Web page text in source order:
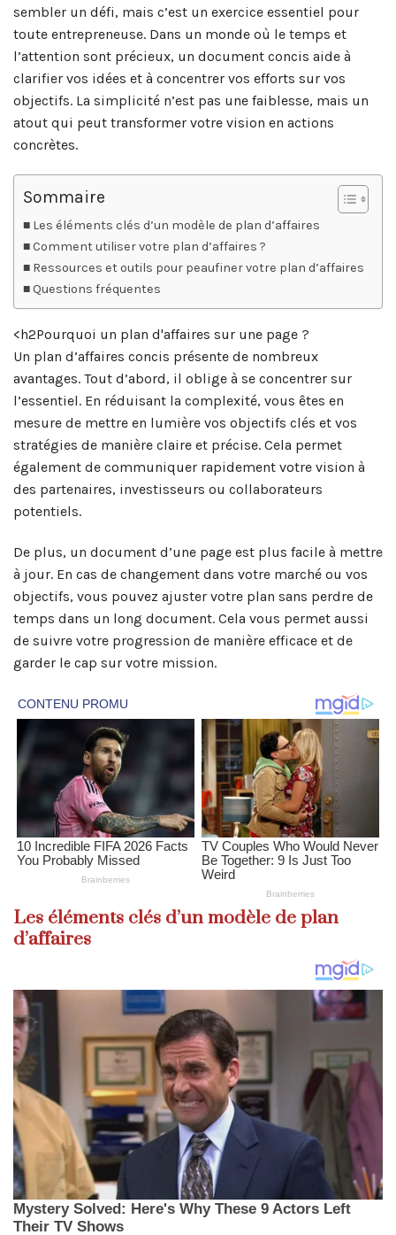
sembler un défi, mais c’est un exercice essentiel pour
toute entrepreneuse. Dans un monde où le temps et
l’attention sont précieux, un document concis aide à
clarifier vos idées et à concentrer vos efforts sur vos
objectifs. La simplicité n’est pas une faiblesse, mais un
atout qui peut transformer votre vision en actions
concrètes.
Sommaire
Les éléments clés d’un modèle de plan d’affaires
Comment utiliser votre plan d’affaires ?
Ressources et outils pour peaufiner votre plan d’affaires
Questions fréquentes
<h2Pourquoi un plan d'affaires sur une page ?
Un plan d’affaires concis présente de nombreux
avantages. Tout d’abord, il oblige à se concentrer sur
l’essentiel. En réduisant la complexité, vous êtes en
mesure de mettre en lumière vos objectifs clés et vos
stratégies de manière claire et précise. Cela permet
également de communiquer rapidement votre vision à
des partenaires, investisseurs ou collaborateurs
potentiels.
De plus, un document d’une page est plus facile à mettre
à jour. En cas de changement dans votre marché ou vos
objectifs, vous pouvez ajuster votre plan sans perdre de
temps dans un long document. Cela vous permet aussi
de suivre votre progression de manière efficace et de
garder le cap sur votre mission.
Les éléments clés d’un modèle de plan
d’affaires